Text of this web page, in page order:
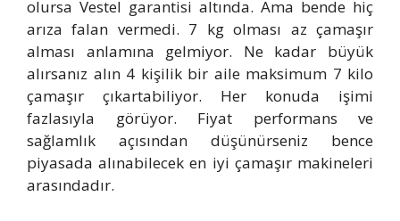
olursa Vestel garantisi altında. Ama bende hiç
arıza falan vermedi. 7 kg olması az çamaşır
alması anlamına gelmiyor. Ne kadar büyük
alırsanız alın 4 kişilik bir aile maksimum 7 kilo
çamaşır çıkartabiliyor. Her konuda işimi
fazlasıyla görüyor. Fiyat performans ve
sağlamlık açısından düşünürseniz bence
piyasada alınabilecek en iyi çamaşır makineleri
arasındadır.